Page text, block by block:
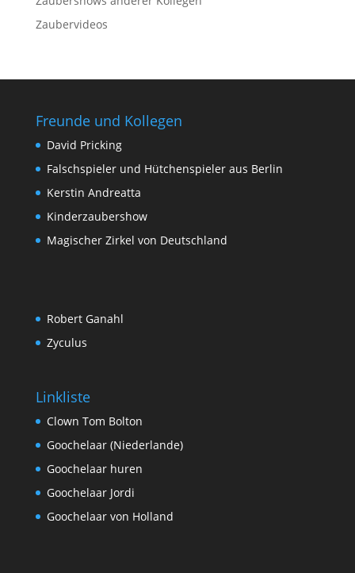
Zaubervideos
Freunde und Kollegen
David Pricking
Falschspieler und Hütchenspieler aus Berlin
Kerstin Andreatta
Kinderzaubershow
Magischer Zirkel von Deutschland
Robert Ganahl
Zyculus
Linkliste
Clown Tom Bolton
Goochelaar (Niederlande)
Goochelaar huren
Goochelaar Jordi
Goochelaar von Holland